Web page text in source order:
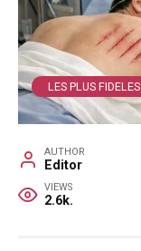
LES PLUS FIDELES
AUTHOR
Editor
VIEWS
2.6k.